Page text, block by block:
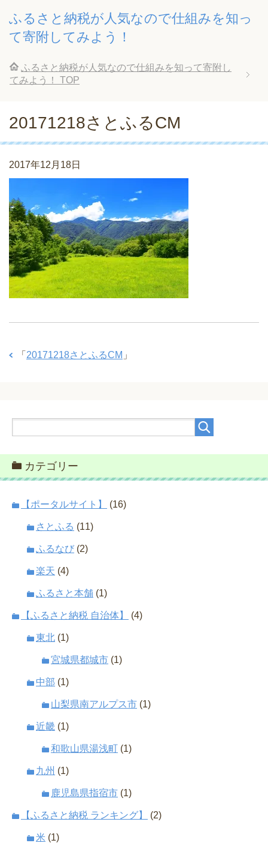
ふるさと納税が人気なので仕組みを知っ
て寄附してみよう！
ふるさと納税が人気なので仕組みを知って寄附し
てみよう！
TOP
20171218さとふるCM
2017年12月18日
「 20171218さとふるCM 」
カテゴリー
【ポータルサイト】 (16)
さとふる (11)
ふるなび (2)
楽天 (4)
ふるさと本舗 (1)
【ふるさと納税 自治体】 (4)
東北 (1)
宮城県都城市 (1)
中部 (1)
山梨県南アルプス市 (1)
近畿 (1)
和歌山県湯浅町 (1)
九州 (1)
鹿児島県指宿市 (1)
【ふるさと納税 ランキング】 (2)
米 (1)